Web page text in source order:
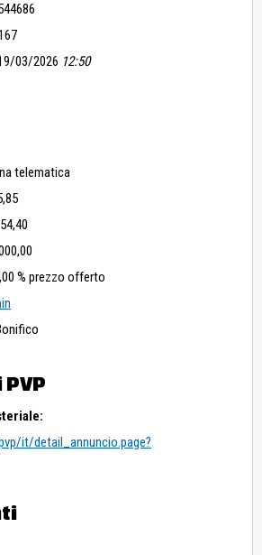
03/2026 12:50
telematica
% prezzo offerto
it/detail_annuncio.page?